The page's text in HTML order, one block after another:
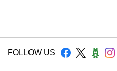
FOLLOW US